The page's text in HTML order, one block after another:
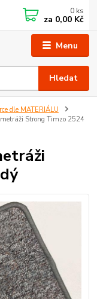
Menu
Hledat
0 ks
za 0,00 Kč
dle MATERIÁLU
Strong Timzo 2524